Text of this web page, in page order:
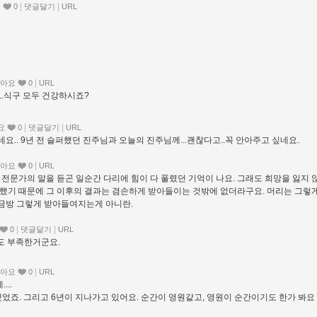
0 | 댓글달기 | URL
요 0 | URL
식구 모두 건강하시죠?
0 | 댓글달기 | URL
요.. 9년 전 슬퍼했던 진주님과 오늘의 진주님께...괜찮다고..꼭 안아주고 싶네요.
요 0 | URL
문가의 말을 듣곤 일순간 다리에 힘이 다 풀렸던 기억이 나요. 그래도 희망을 잃지
기 때문에 그 이후의 결과는 겸손하게 받아들이는 것밖에 없더라구요. 머리는 그렇
방 그렇게 받아들여지는게 아니란.
0 | 댓글달기 | URL
부족한거군요.
요 0 | URL
죠. 그리고 6년이 지나가고 있어요. 순간이 영원같고, 영원이 순간이기도 한가 봐요